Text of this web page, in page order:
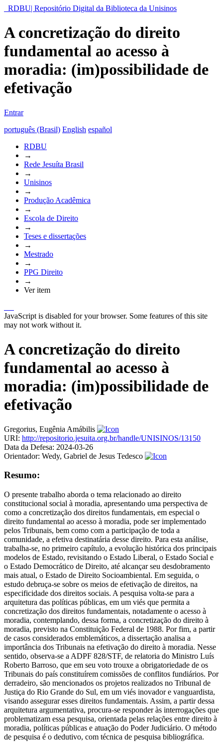
RDBU| Repositório Digital da Biblioteca da Unisinos
A concretização do direito
fundamental ao acesso à
moradia: (im)possibilidade de
efetivação
Entrar
português (Brasil) English español
RDBU
→
Rede Jesuíta Brasil
→
Unisinos
→
Produção Acadêmica
→
Escola de Direito
→
Teses e dissertações
→
Mestrado
→
PPG Direito
→
Ver item
JavaScript is disabled for your browser. Some features of this site
may not work without it.
A concretização do direito
fundamental ao acesso à
moradia: (im)possibilidade de
efetivação
Gregorius, Eugênia Amábilis
URI: http://repositorio.jesuita.org.br/handle/UNISINOS/13150
Data da Defesa: 2024-03-26
Orientador: Wedy, Gabriel de Jesus Tedesco
Resumo:
O presente trabalho aborda o tema relacionado ao direito
constitucional social à moradia, apresentando uma perspectiva de
como a concretização dos direitos fundamentais, em especial o
direito fundamental ao acesso à moradia, pode ser implementado
pelos Tribunais, bem como com a participação de toda a
comunidade, a efetiva destinatária desse direito. Para esta análise,
trabalha-se, no primeiro capítulo, a evolução histórica dos principais
modelos de Estado, revisitando o Estado Liberal, o Estado Social e
o Estado Democrático de Direito, até alcançar seu desdobramento
mais atual, o Estado de Direito Socioambiental. Em seguida, o
estudo debruça-se sobre os meios de efetivação de direitos, na
especificidade dos direitos sociais. A pesquisa volta-se para a
arquitetura das políticas públicas, em um viés que permita a
concretização dos direitos fundamentais, notadamente o acesso à
moradia, contemplando, dessa forma, a concretização do direito à
moradia, previsto na Constituição Federal de 1988. Por fim, a partir
de casos considerados emblemáticos, a dissertação analisa a
importância dos Tribunais na efetivação do direito à moradia. Nesse
sentido, observa-se a ADPF 828/STF, de relatoria do Ministro Luís
Roberto Barroso, que em seu voto trouxe a obrigatoriedade de os
Tribunais do país constituírem comissões de conflitos fundiários. Por
derradeiro, são mencionados os projetos realizados no Tribunal de
Justiça do Rio Grande do Sul, em um viés inovador e vanguardista,
visando assegurar esses direitos fundamentais. Assim, a partir dessa
arquitetura argumentativa, procura-se responder às interrogações que
problematizam essa pesquisa, orientada pelas relações entre direito à
moradia, políticas públicas e atuação do Poder Judiciário. O método
de pesquisa é o dedutivo, com técnica de pesquisa bibliográfica.